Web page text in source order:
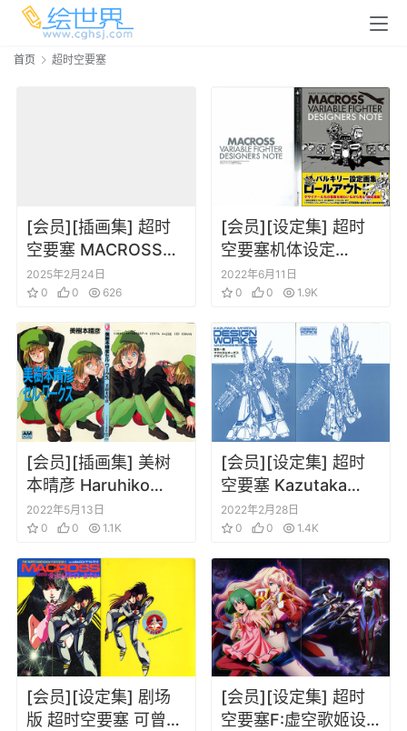
首页 超时空要塞
[会员][插画集] 超时
空要塞 MACROSS
PACKAGE ART
COLLECTION
2025年2月24日
0
0 626
[会员][设定集] 超时
空要塞机体设定
Macross Variable
Fighter Designer`s
2022年6月11日
0
0 1.9K
[会员][插画集] 美树
本晴彦 Haruhiko
Mikimoto Cellu
Works
2022年5月13日
0
0 1.1K
[会员][设定集] 超时
空要塞 Kazutaka
Miyatake Design
Works Macross &
2022年2月28日
0
0 1.4K
[会员][设定集] 剧场
版 超时空要塞 可曾记
[会员][设定集] 超时
空要塞F:虚空歌姬设